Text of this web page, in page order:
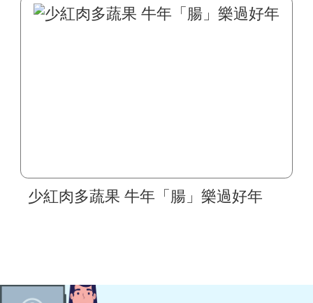
少紅肉多蔬果 牛年「腸」樂過好年